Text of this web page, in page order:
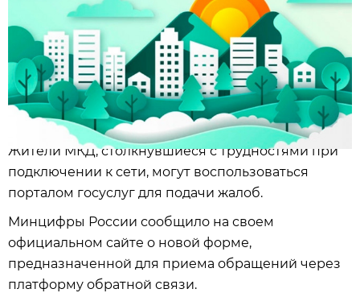
Жители МКД, столкнувшиеся с трудностями при
подключении к сети, могут воспользоваться
порталом госуслуг для подачи жалоб.
Минцифры России сообщило на своем
официальном сайте о новой форме,
предназначенной для приема обращений через
платформу обратной связи.